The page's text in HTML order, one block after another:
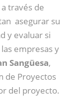
través de
asegurar su
y evaluar si
empresas y
Sangüesa,
de Proyectos
del proyecto.